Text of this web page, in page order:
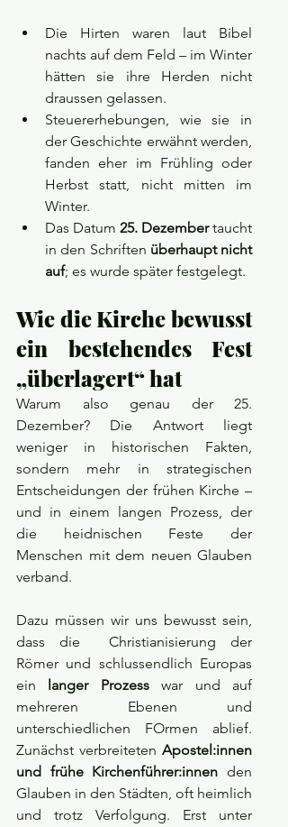
Die Hirten waren laut Bibel
nachts auf dem Feld – im Winter
hätten sie ihre Herden nicht
draussen gelassen.
Steuererhebungen, wie sie in
der Geschichte erwähnt werden,
fanden eher im Frühling oder
Herbst statt, nicht mitten im
Winter.
Das Datum 25. Dezember taucht
in den Schriften überhaupt nicht
auf; es wurde später festgelegt.
Wie die Kirche bewusst
ein bestehendes Fest
„überlagert“ hat
Warum also genau der 25.
Dezember? Die Antwort liegt
weniger in historischen Fakten,
sondern mehr in strategischen
Entscheidungen der frühen Kirche –
und in einem langen Prozess, der
die heidnischen Feste der
Menschen mit dem neuen Glauben
verband.
Dazu müssen wir uns bewusst sein,
dass die  Christianisierung der
Römer und schlussendlich Europas
ein
langer Prozess war und auf
mehreren Ebenen und
unterschiedlichen FOrmen ablief.
Zunächst verbreiteten Apostel:innen
und frühe Kirchenführer:innen den
Glauben in den Städten, oft heimlich